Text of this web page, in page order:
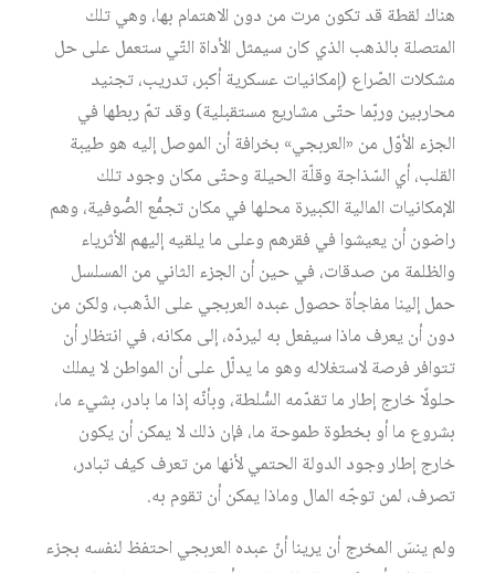
هناك لقطة قد تكون مرت من دون الاهتمام بها، وهي تلك
المتصلة بالذهب الذي كان سيمثل الأداة التّي ستعمل على حل
مشكلات الصّراع (إمكانيات عسكرية أكبر، تدريب، تجنيد
محاربين وربّما حتّى مشاريع مستقبلية) وقد تمّ ربطها في
الجزء الأوّل من «العربجي» بخرافة أن الموصل إليه هو طيبة
القلب، أي السّذاجة وقلّة الحيلة وحتّى مكان وجود تلك
الإمكانيات المالية الكبيرة محلها في مكان تجمُّع الصُّوفية، وهم
راضون أن يعيشوا في فقرهم وعلى ما يلقيه إليهم الأثرياء
والظلمة من صدقات، في حين أن الجزء الثاني من المسلسل
حمل إلينا مفاجأة حصول عبده العربجي على الذّهب، ولكن من
دون أن يعرف ماذا سيفعل به ليردّه، إلى مكانه، في انتظار أن
تتوافر فرصة لاستغلاله وهو ما يدلّل على أن المواطن لا يملك
حلولًا خارج إطار ما تقدّمه السُّلطة، وبأنّه إذا ما بادر، بشيء ما،
بشروع ما أو بخطوة طموحة ما، فإن ذلك لا يمكن أن يكون
خارج إطار وجود الدولة الحتمي لأنها من تعرف كيف تبادر،
تصرف، لمن توجّه المال وماذا يمكن أن تقوم به.
ولم ينسَ المخرج أن يرينا أنّ عبده العربجي احتفظ لنفسه بجزء